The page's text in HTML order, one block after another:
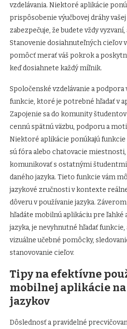
vzdelávania. Niektoré aplikácie
prispôsobenie výučbovej dráhy
zabezpečuje, že budete vždy
Stanovenie dosiahnuteľných cieľov
pomôcť merať váš pokrok a
keď dosiahnete každý míľnik.
Spoločenské vzdelávanie a
funkcie, ktoré je potrebné hľadať v
Zapojenie sa do komunity
cennú spätnú väzbu, podporu a
Niektoré aplikácie ponúkajú funkcie
sú fóra alebo chatovacie
komunikovať s ostatnými
daného jazyka. Tieto funkcie vám
jazykové zručnosti v kontexte
dôveru v používanie jazyka.
hľadáte mobilnú aplikáciu pre ľahké
jazyka, je nevyhnutné hľadať funkcie,
vizuálne učebné pomôcky,
stanovovanie cieľov.
Tipy na efektívne
mobilnej aplikácie na
jazykov
Dôslednosť a pravidelné